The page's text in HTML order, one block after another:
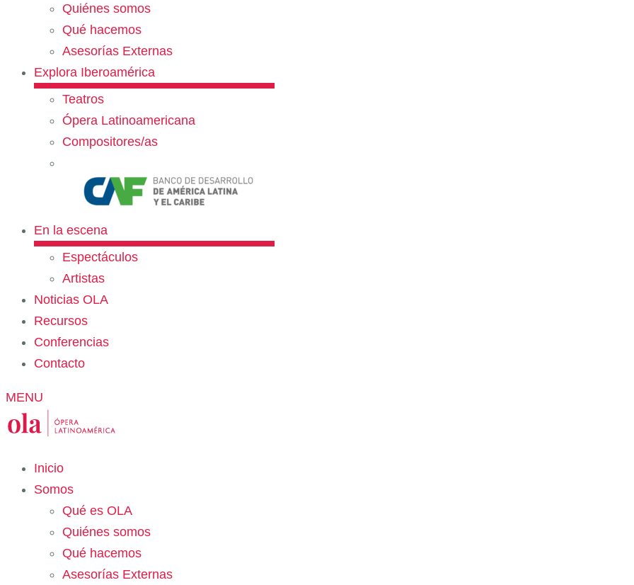
Quiénes somos
Qué hacemos
Asesorías Externas
Explora Iberoamérica
Teatros
Ópera Latinoamericana
Compositores/as
En la escena
Espectáculos
Artistas
Noticias OLA
Recursos
Conferencias
Contacto
MENU
Inicio
Somos
Qué es OLA
Quiénes somos
Qué hacemos
Asesorías Externas